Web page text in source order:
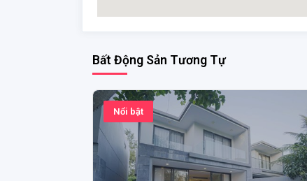
Bất Động Sản Tương Tự
Nổi bật